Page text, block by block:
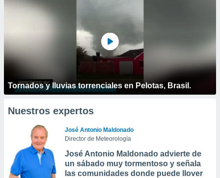
Tornados y lluvias torrenciales en Pelotas, Brasil.
Nuestros expertos
José Antonio Maldonado
Director de Meteorología
José Antonio Maldonado advierte de
un sábado muy tormentoso y señala
las comunidades donde puede llover